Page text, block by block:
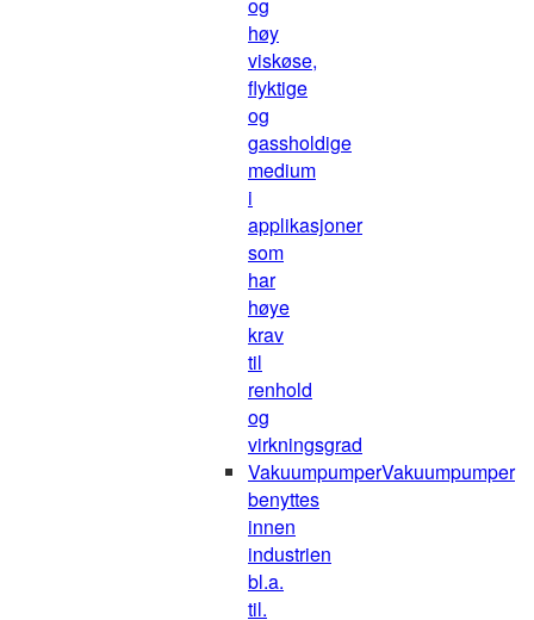
høy
viskøse,
flyktige
og
gassholdige
medium
i
applikasjoner
som
har
høye
krav
til
renhold
og
virkningsgrad
VakuumpumperVakuumpumper
benyttes
innen
industrien
bl.a.
til.